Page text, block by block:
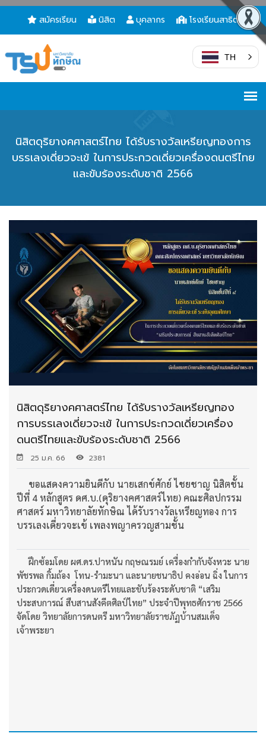
สมัครเรียน นิสิต บุคลากร โรงเรียนสาธิต
TH
นิสิตดุริยางคศาสตร์ไทย ได้รับรางวัลเหรียญทองการ
บรรเลงเดี่ยวจะเข้ ในการประกวดเดี่ยวเครื่องดนตรีไทย
และขับร้องระดับชาติ 2566
นิสิตดุริยางคศาสตร์ไทย ได้รับรางวัลเหรียญทอง
การบรรเลงเดี่ยวจะเข้ ในการประกวดเดี่ยวเครื่อง
ดนตรีไทยและขับร้องระดับชาติ 2566
25 ม.ค. 66 2381
ขอแสดงความยินดีกับ นายเสกข์ศักย์ ไชยชาญ นิสิตชั้น
ปีที่ 4 หลักสูตร ดศ.บ.(ดุริยางคศาสตร์ไทย) คณะศิลปกรรม
ศาสตร์ มหาวิทยาลัยทักษิณ ได้รับรางวัลเหรียญทอง การ
บรรเลงเดี่ยวจะเข้ เพลงพญาครวญสามชั้น
ฝึกซ้อมโดย ผศ.ดร.ปาหนัน กฤษณรมย์ เครื่องกำกับจังหวะ นาย
พัชรพล กิ้มถ้อง โทน-รำมะนา และนายชนาธิป คงอ่อน ฉิ่ง ในการ
ประกวดเดี่ยวเครื่องดนตรีไทยและขับร้องระดับชาติ “เสริม
ประสบการณ์ สืบสานสังคีตศิลป์ไทย” ประจำปีพุทธศักราช 2566
จัดโดย วิทยาลัยการดนตรี มหาวิทยาลัยราชภัฏบ้านสมเด็จ
เจ้าพระยา